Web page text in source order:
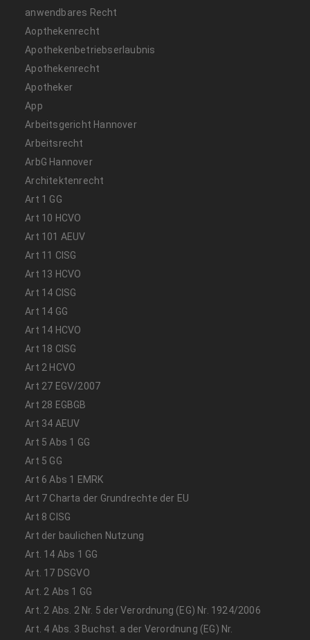
anwendbares Recht
Aopthekenrecht
Apothekenbetriebserlaubnis
Apothekenrecht
Apotheker
App
Arbeitsgericht Hannover
Arbeitsrecht
ArbG Hannover
Architektenrecht
Art 1 GG
Art 10 HCVO
Art 101 AEUV
Art 11 CISG
Art 13 HCVO
Art 14 CISG
Art 14 GG
Art 14 HCVO
Art 18 CISG
Art 2 HCVO
Art 27 EGV/2007
Art 28 EGBGB
Art 34 AEUV
Art 5 Abs 1 GG
Art 5 GG
Art 6 Abs 1 EMRK
Art 7 Charta der Grundrechte der EU
Art 8 CISG
Art der baulichen Nutzung
Art. 14 Abs 1 GG
Art. 17 DSGVO
Art. 2 Abs 1 GG
Art. 2 Abs. 2 Nr. 5 der Verordnung (EG) Nr. 1924/2006
Art. 4 Abs. 3 Buchst. a der Verordnung (EG) Nr.